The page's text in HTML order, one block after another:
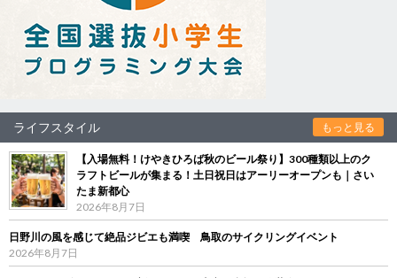
ライフスタイル もっと見る
【入場無料！けやきひろば秋のビール祭り】300種類以上のク
ラフトビールが集まる！土日祝日はアーリーオープンも｜さい
たま新都心
2026年8月7日
日野川の風を感じて絶品ジビエも満喫 鳥取のサイクリングイベント
2026年8月7日